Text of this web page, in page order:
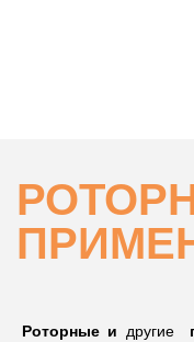
Роторные и другие